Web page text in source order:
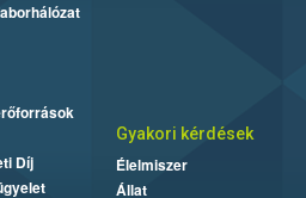
Díj
Gyakori kérdések
Élelmiszer
Állat